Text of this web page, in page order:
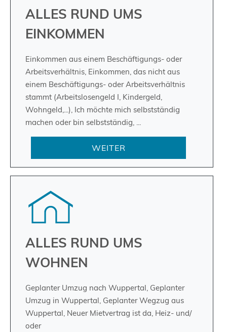
ALLES RUND UMS
EINKOMMEN
Einkommen aus einem Beschäftigungs- oder
Arbeitsverhältnis, Einkommen, das nicht aus
einem Beschäftigungs- oder Arbeitsverhältnis
stammt (Arbeitslosengeld I, Kindergeld,
Wohngeld,...), Ich möchte mich selbstständig
machen oder bin selbstständig, ...
WEITER
ALLES RUND UMS
WOHNEN
Geplanter Umzug nach Wuppertal, Geplanter
Umzug in Wuppertal, Geplanter Wegzug aus
Wuppertal, Neuer Mietvertrag ist da, Heiz- und/
oder